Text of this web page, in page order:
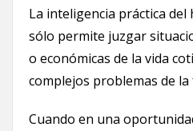
La inteligencia práctica
sólo permite juzgar
o económicas de la vida
complejos problemas de la
Cuando en una